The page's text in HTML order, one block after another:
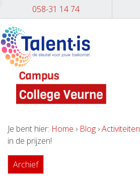
058-31 14 74
Je bent hier: Home › Blog ›Activiteiten
in de prijzen!
Archief